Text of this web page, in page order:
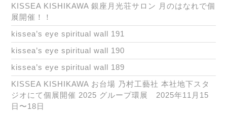
KISSEA KISHIKAWA 銀座月光荘サロン 月のはなれで個
展開催！！
kissea’s eye spiritual wall 191
kissea’s eye spiritual wall 190
kissea’s eye spiritual wall 189
KISSEA KISHIKAWA お台場 乃村工藝社 本社地下スタ
ジオにて個展開催 2025 グループ環展 2025年11月15
日〜18日